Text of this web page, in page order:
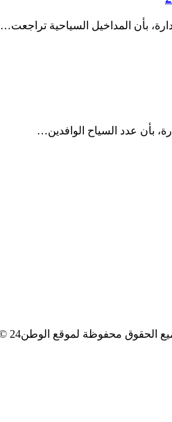
بأن المداخيل السياحية تراجعت…
بأن عدد السياح الوافدين…
الحقوق محفوظة لموقع الوطن24 © 2025